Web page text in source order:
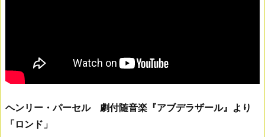
ヘンリー・パーセル 劇付随音楽『アブデラザール』より
「ロンド」